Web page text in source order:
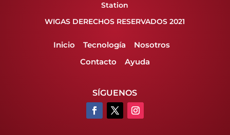
Station
WIGAS DERECHOS RESERVADOS 2021
Inicio Tecnología
Nosotros
Contacto
Ayuda
SÍGUENOS